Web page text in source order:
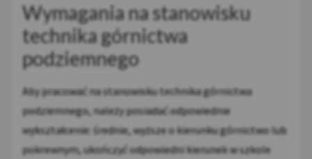
Wymagania na stanowisku
technika górnictwa
podziemnego
Aby pracować na stanowisku technika górnictwa
podziemnego, należy posiadać odpowiednie
wykształcenie: średnie, wyższe o kierunku górnictwo lub
pokrewnym, ukończyć odpowiedni kierunek w szkole